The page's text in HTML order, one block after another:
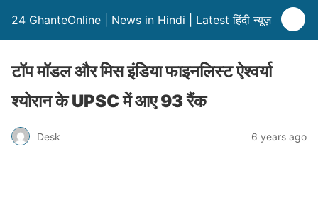
24 GhanteOnline | News in Hindi | Latest हिंदी न्यूज़
टॉप मॉडल और मिस इंडिया फाइनलिस्ट ऐश्वर्या
श्योरान के UPSC में आए 93 रैंक
Desk 6 years ago